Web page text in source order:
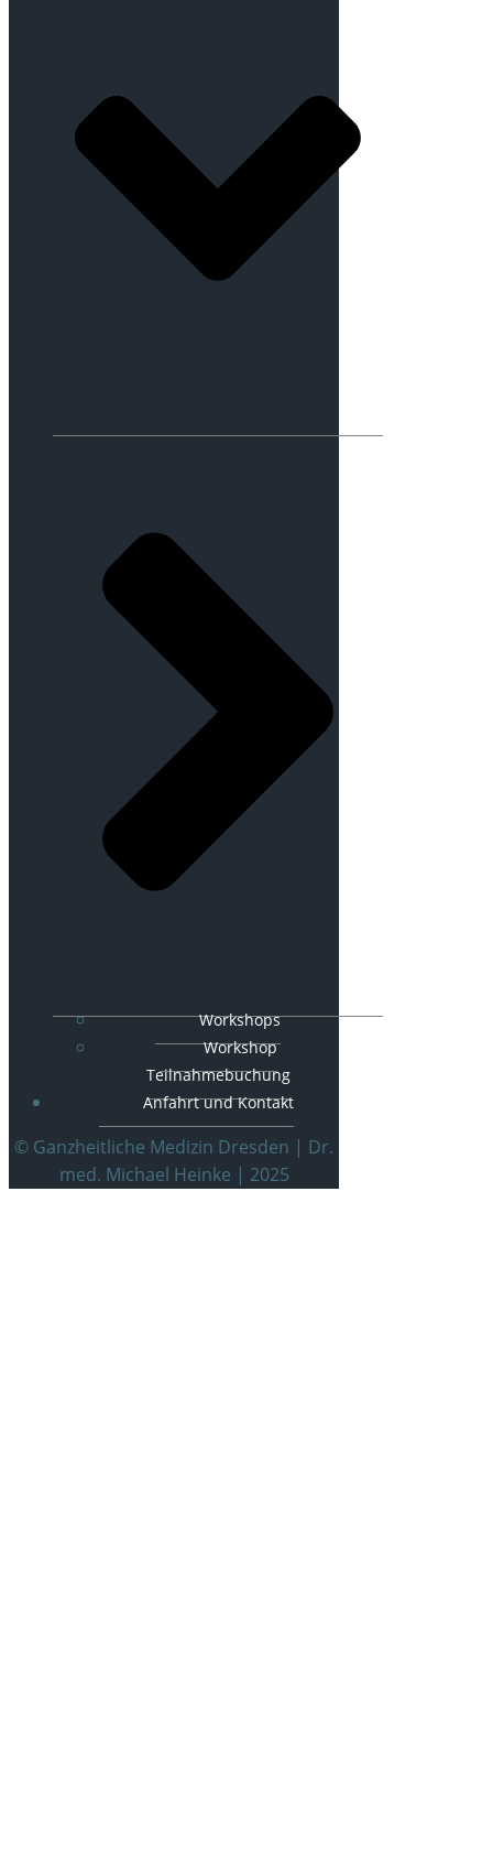
Workshops
Workshop
Teilnahmebuchung
Anfahrt und Kontakt
© Ganzheitliche Medizin Dresden | Dr.
med. Michael Heinke | 2025